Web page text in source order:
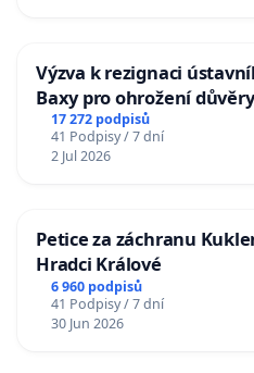
Výzva k rezignaci
Baxy pro ohrožení
17 272 podpisů
41 Podpisy / 7 dní
2 Jul 2026
Petice za záchranu
Hradci Králové
6 960 podpisů
41 Podpisy / 7 dní
30 Jun 2026